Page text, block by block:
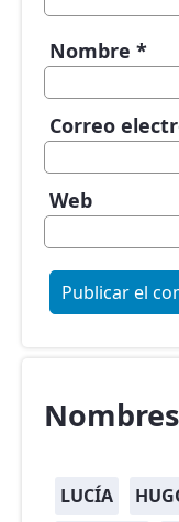
Nombre *
Correo
Web
LUCÍA